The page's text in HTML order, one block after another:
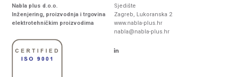
Nabla plus d.o.o.
Inženjering, proizvodnja i trgovina
elektrotehničkim proizvodima
Sjedište
Zagreb, Lukoranska 2
www.nabla-plus.hr
nabla@nabla-plus.hr